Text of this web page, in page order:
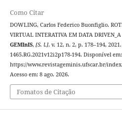
Como Citar
DOWLING, Carlos Federico Buonfiglio.
VIRTUAL INTERATIVA EM DATA DRIVEN_A
GEMInIS, [S. l.], v. 12, n. 2, p. 178–194,
1465.RG.2021v12i2p178-194. Disponível em:
https://www.revistageminis.ufscar.br/
Acesso em: 8 ago. 2026.
Fomatos de Citação